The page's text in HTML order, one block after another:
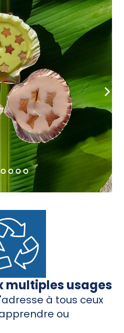
multiples usages
à tous ceux
ou